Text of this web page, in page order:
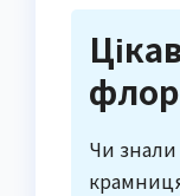
Чи знали